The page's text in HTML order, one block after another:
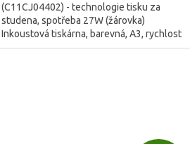
(C11CJ04402) - technologie tisku za
studena, spotřeba 27W (žárovka)
Inkoustová tiskárna, barevná, A3, rychlost
černobílého tisku 32...